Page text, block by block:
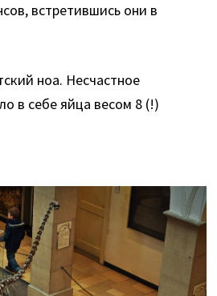
встретившись они в
ноа. Несчастное
в себе яйца весом 8 (!)